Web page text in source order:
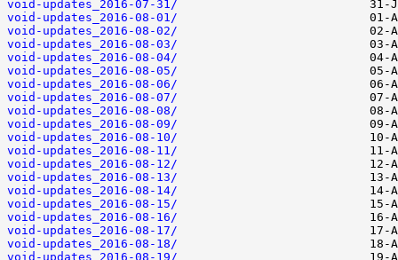
void-updates_2016-07-31/
void-updates_2016-08-01/
void-updates_2016-08-02/
void-updates_2016-08-03/
void-updates_2016-08-04/
void-updates_2016-08-05/
void-updates_2016-08-06/
void-updates_2016-08-07/
void-updates_2016-08-08/
void-updates_2016-08-09/
void-updates_2016-08-10/
void-updates_2016-08-11/
void-updates_2016-08-12/
void-updates_2016-08-13/
void-updates_2016-08-14/
void-updates_2016-08-15/
void-updates_2016-08-16/
void-updates_2016-08-17/
void-updates_2016-08-18/
void-updates_2016-08-19/